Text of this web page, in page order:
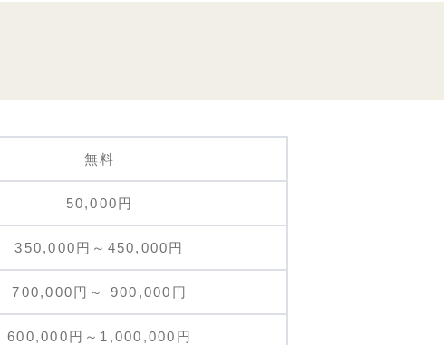
無料
50,000円
350,000円～450,000円
700,000円～ 900,000円
600,000円～1,000,000円